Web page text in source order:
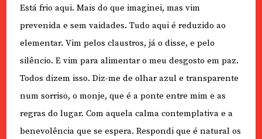
Está frio aqui. Mais do que imaginei, mas vim
prevenida e sem vaidades. Tudo aqui é reduzido ao
elementar. Vim pelos claustros, já o disse, e pelo
silêncio. E vim para alimentar o meu desgosto em paz.
Todos dizem isso. Diz-me de olhar azul e transparente
num sorriso, o monje, que é a ponte entre mim e as
regras do lugar. Com aquela calma contemplativa e a
benevolência que se espera. Respondi que é natural os